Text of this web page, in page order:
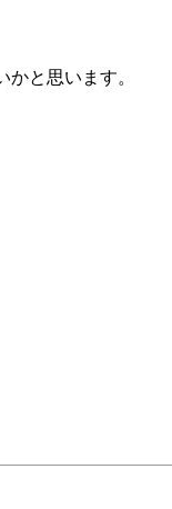
と思います。